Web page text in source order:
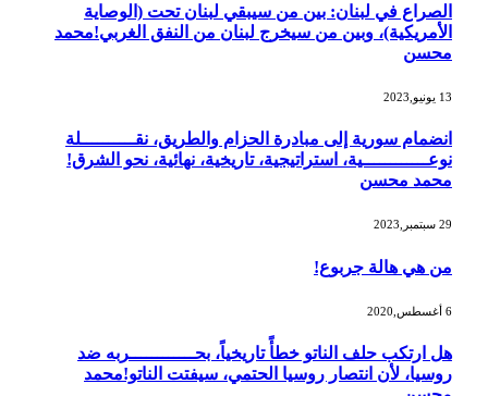
الصراع في لبنان: بين من سيبقي لبنان تحت (الوصاية
الأمريكية)، وبين من سيخرج لبنان من النفق الغربي!محمد
محسن
13 يونيو,2023
انضمام سورية إلى مبادرة الحزام والطريق، نقــــــــــلة
نوعــــــــــــية، استراتيجية، تاريخية، نهائية، نحو الشرق!
محمد محسن
29 سبتمبر,2023
من هي هالة جربوع!
هل ارتكب حلف الناتو خطأً تاريخياً، بحــــــــــــربه ضد
روسيا، لأن انتصار روسيا الحتمي، سيفتت الناتو!محمد